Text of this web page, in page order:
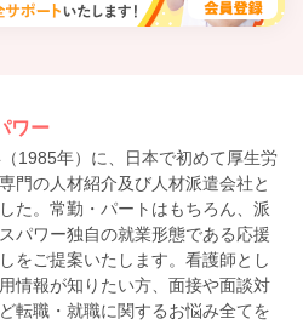
ワー
1985年）に、日本で初めて厚生労
門の人材紹介及び人材派遣会社と
た。常勤・パートはもちろん、派
パワー独自の就業形態である応援
をご提案いたします。看護師とし
情報が知りたい方、面接や面談対
転職・就職に関するお悩み全てを